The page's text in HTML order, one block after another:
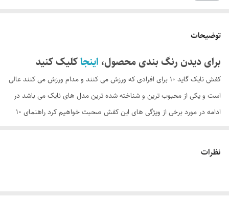
توضیحات
برای دیدن رنگ بندی محصول، اینجاکلیک کنید
کفش نایک گاید 10 برای افرادی که ورزش می کنند و مدام ورزش می کنند عالی
است و یکی از محبوب ترین و شناخته شده ترین مدل های نایک می باشد در
ادامه در مورد برخی از ویژگی های این کفش صحبت خواهیم کرد راهنمای 10
نظرات